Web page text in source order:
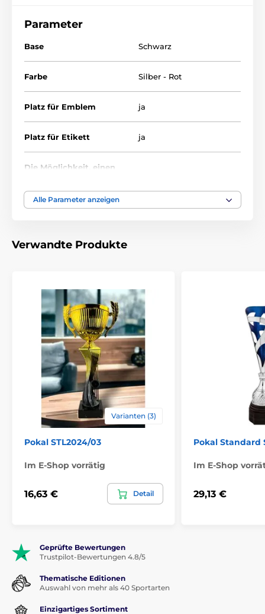
Parameter
Base Schwarz
Farbe Silber - Rot
Platz für Emblem ja
Platz für Etikett ja
Die Möglichkeit, einen
Durchmesse cm 8.5-8.5-10-10
Höhe cm
Auszeichnungstyp Pokale
Material plastik
Bedruckung des
Emblems
Etikett
Alle Parameter anzeigen
Verwandte Produkte
Varianten (3)
Pokal STL2024/03
Im E-Shop vorrätig
16,63 € Detail
Pokal Standard
Im E-Shop
29,13 €
Geprüfte Bewertungen
Trustpilot-Bewertungen 4.8/5
Thematische Editionen
Auswahl von mehr als 40 Sportarten
Einzigartiges Sortiment